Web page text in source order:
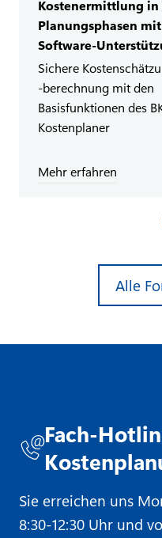
Kostenermittlung in
Planungsphasen mit
Software-
Sichere
-berechnung mit den
Basisfunktionen des
Kostenplaner
Mehr erfahren
Alle
Fach-
Sie erreichen uns
8:30-12:30 Uhr und